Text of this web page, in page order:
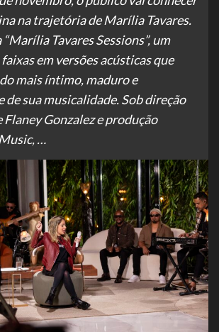
na trajetória de Marília Tavares.
Tavares Sessions”, um
em versões acústicas que
mais íntimo, maduro e
de sua musicalidade. Sob direção
Gonzalez e produção
…